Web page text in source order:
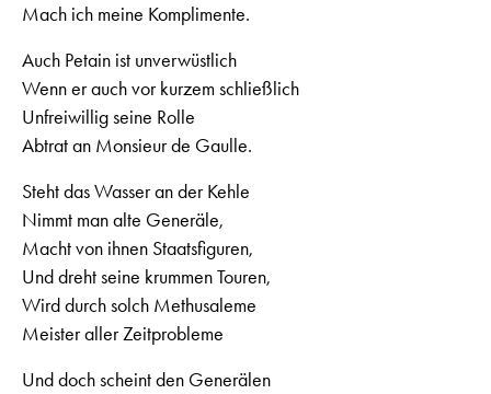
Mach ich meine Komplimente.
Auch Petain ist unverwüstlich
Wenn er auch vor kurzem schließlich
Unfreiwillig seine Rolle
Abtrat an Monsieur de Gaulle.
Steht das Wasser an der Kehle
Nimmt man alte Generäle,
Macht von ihnen Staatsfiguren,
Und dreht seine krummen Touren,
Wird durch solch Methusaleme
Meister aller Zeitprobleme
Und doch scheint den Generälen